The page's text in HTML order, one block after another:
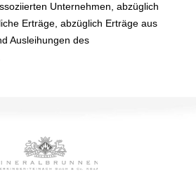
Unternehmen, abzüglich
Erträge, abzüglich Erträge aus
Ausleihungen des